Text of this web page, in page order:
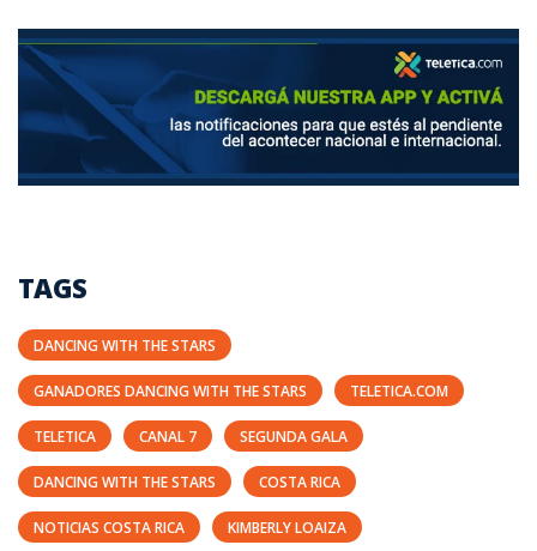
TAGS
DANCING WITH THE STARS
GANADORES DANCING WITH THE STARS TELETICA.COM
TELETICA CANAL 7 SEGUNDA GALA
DANCING WITH THE STARS COSTA RICA
NOTICIAS COSTA RICA KIMBERLY LOAIZA